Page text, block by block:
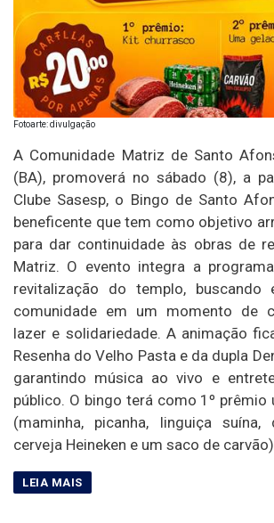
Fotoarte: divulgação
A Comunidade Matriz de Santo
(BA), promoverá no sábado (8), a
Clube Sasesp, o Bingo de Santo
beneficente que tem como objetivo
para dar continuidade às obras de
Matriz. O evento integra a
revitalização do templo, buscando
comunidade em um momento de
lazer e solidariedade. A animação
Resenha do Velho Pasta e da dupla
garantindo música ao vivo e
público. O bingo terá como 1º prêmio
(maminha, picanha, linguiça
cerveja Heineken e um saco de